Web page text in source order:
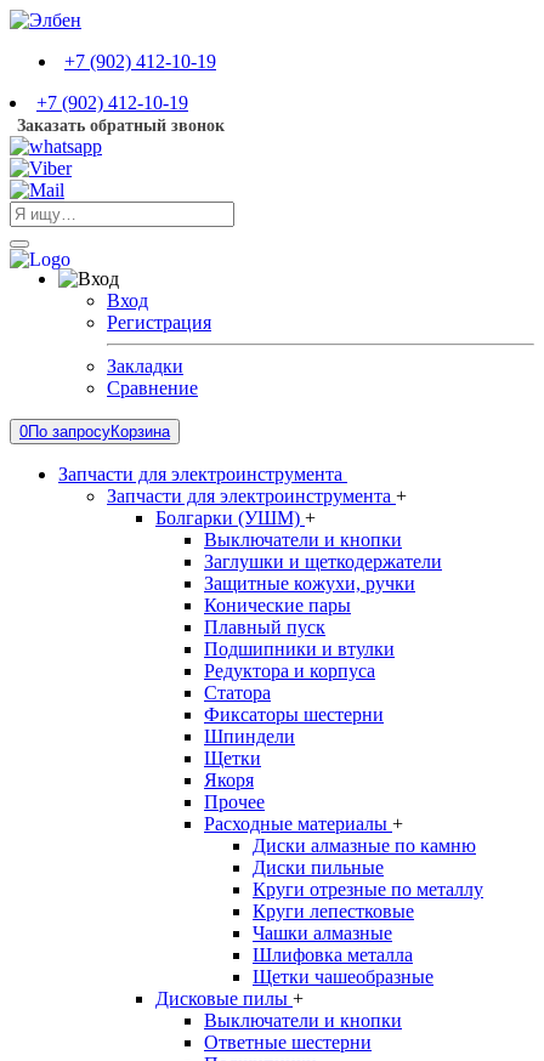
+7 (902) 412-10-19
+7 (902) 412-10-19
Заказать обратный звонок
Вход
Регистрация
Закладки
Сравнение
0По запросуКорзина
Запчасти для электроинструмента
Запчасти для электроинструмента +
Болгарки (УШМ) +
Выключатели и кнопки
Заглушки и щеткодержатели
Защитные кожухи, ручки
Конические пары
Плавный пуск
Подшипники и втулки
Редуктора и корпуса
Статора
Фиксаторы шестерни
Шпиндели
Щетки
Якоря
Прочее
Расходные материалы +
Диски алмазные по камню
Диски пильные
Круги отрезные по металлу
Круги лепестковые
Чашки алмазные
Шлифовка металла
Щетки чашеобразные
Дисковые пилы +
Выключатели и кнопки
Ответные шестерни